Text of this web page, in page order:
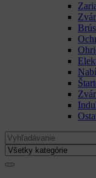
Search
for: